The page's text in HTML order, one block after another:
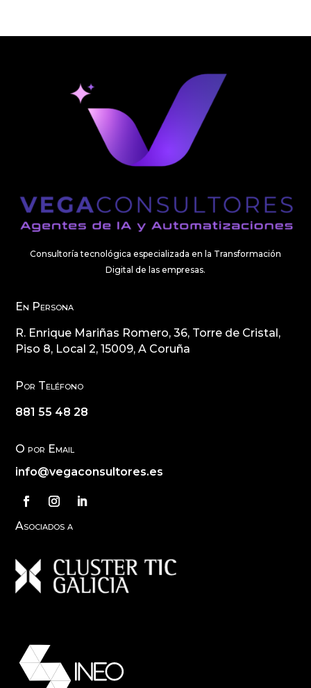
Consultoría tecnológica especializada en la Transformación
Digital de las empresas.
En Persona
R. Enrique Mariñas Romero, 36, Torre de Cristal,
Piso 8, Local 2, 15009, A Coruña
Por Teléfono
881 55 48 28
O por Email
info@vegaconsultores.es
Asociados a